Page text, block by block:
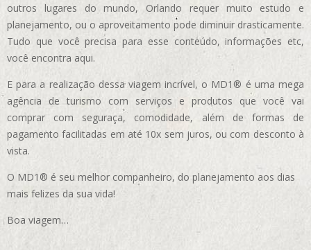
outros lugares do mundo, Orlando requer muito estudo e
planejamento, ou o aproveitamento pode diminuir drasticamente.
Tudo que você precisa para esse conteúdo, informações etc,
você encontra aqui.
E para a realização dessa viagem incrível, o MD1® é uma mega
agência de turismo com serviços e produtos que você vai
comprar com seguraça, comodidade, além de formas de
pagamento facilitadas em até 10x sem juros, ou com desconto à
vista.
O MD1® é seu melhor companheiro, do planejamento aos dias
mais felizes da sua vida!
Boa viagem…